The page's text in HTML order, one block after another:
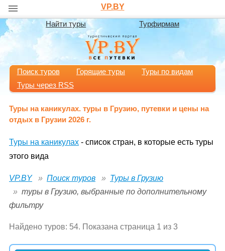
VP.BY
Найти туры Турфирмам
Поиск туров Горящие туры
Туры по видам
Туры через RSS
Туры на каникулах. туры в Грузию, путевки и цены на
отдых в Грузии 2026 г.
Туры на каникулах - список стран, в которые есть туры
этого вида
VP.BY Поиск туров
Туры в Грузию
туры в Грузию, выбранные по дополнительному
фильтру
Найдено туров: 54. Показана страница 1 из 3